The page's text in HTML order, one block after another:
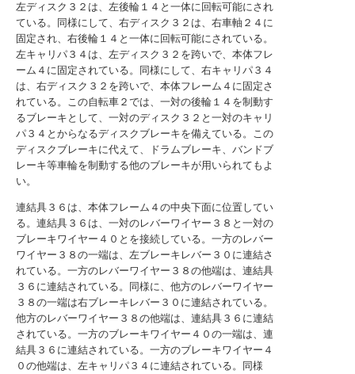
左ディスク３２は、左後輪１４と一体に回転可能にされ
ている。同様にして、右ディスク３２は、右車軸２４に
固定され、右後輪１４と一体に回転可能にされている。
左キャリパ３４は、左ディスク３２を跨いで、本体フレ
ーム４に固定されている。同様にして、右キャリパ３４
は、右ディスク３２を跨いで、本体フレーム４に固定さ
れている。この自転車２では、一対の後輪１４を制動す
るブレーキとして、一対のディスク３２と一対のキャリ
パ３４とからなるディスクブレーキを備えている。この
ディスクブレーキに代えて、ドラムブレーキ、バンドブ
レーキ等車輪を制動する他のブレーキが用いられてもよ
い。
連結具３６は、本体フレーム４の中央下面に位置してい
る。連結具３６は、一対のレバーワイヤー３８と一対の
ブレーキワイヤー４０とを接続している。一方のレバー
ワイヤー３８の一端は、左ブレーキレバー３０に連結さ
れている。一方のレバーワイヤー３８の他端は、連結具
３６に連結されている。同様に、他方のレバーワイヤー
３８の一端は右ブレーキレバー３０に連結されている。
他方のレバーワイヤー３８の他端は、連結具３６に連結
されている。一方のブレーキワイヤー４０の一端は、連
結具３６に連結されている。一方のブレーキワイヤー４
０の他端は、左キャリパ３４に連結されている。同様